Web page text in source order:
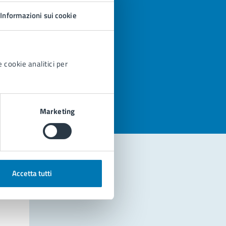
Informazioni sui cookie
cookie analitici per
Marketing
Accetta tutti